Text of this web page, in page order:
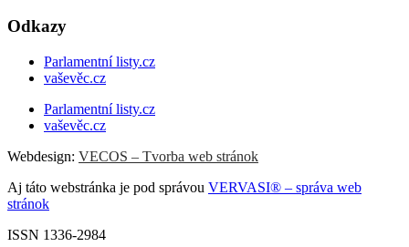
Odkazy
Parlamentní listy.cz
vaševěc.cz
Parlamentní listy.cz
vaševěc.cz
Webdesign: VECOS – Tvorba web stránok
Aj táto webstránka je pod správou VERVASI® – správa web
stránok
ISSN 1336-2984